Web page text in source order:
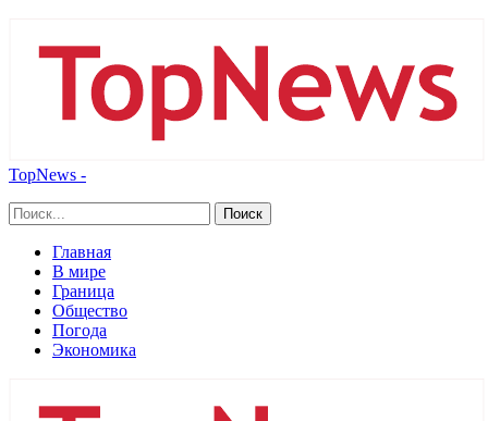
TopNews -
Главная
В мире
Граница
Общество
Погода
Экономика